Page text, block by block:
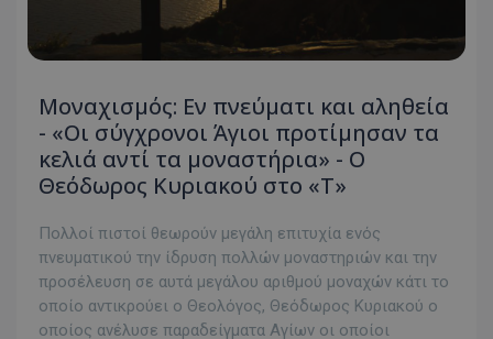
Μοναχισμός: Εν πνεύματι και αληθεία
- «Οι σύγχρονοι Άγιοι προτίμησαν τα
κελιά αντί τα μοναστήρια» - Ο
Θεόδωρος Κυριακού στο «Τ»
Πολλοί πιστοί θεωρούν μεγάλη επιτυχία ενός
πνευματικού την ίδρυση πολλών μοναστηριών και την
προσέλευση σε αυτά μεγάλου αριθμού μοναχών κάτι το
οποίο αντικρούει ο Θεολόγος, Θεόδωρος Κυριακού ο
οποίος ανέλυσε παραδείγματα Αγίων οι οποίοι